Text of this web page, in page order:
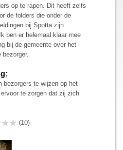
op te rapen. Dit heeft zelfs
de folders die onder de
bij Spotta zijn
ben er helemaal klaar mee
bij de gemeente over het
bezorgers te wijzen op het
te zorgen dat zij zich
(10)